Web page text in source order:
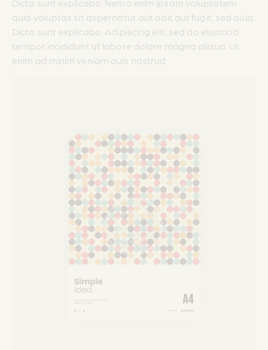
Dicta sunt explicabo. Nemo enim ipsam voluptatem
quia voluptas sit aspernatur aut odit aut fugit, sed quia.
Dicta sunt explicabo. Adipiscing elit, sed do eiusmod
tempor incididunt ut labore dolore magna aliqua. Ut
enim ad minim veniam quis nostrud.